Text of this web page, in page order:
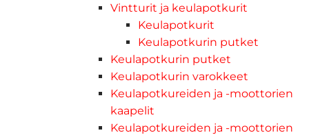
Vintturit ja keulapotkurit
Keulapotkurit
Keulapotkurin putket
Keulapotkurin putket
Keulapotkurin varokkeet
Keulapotkureiden ja -moottorien
kaapelit
Keulapotkureiden ja -moottorien